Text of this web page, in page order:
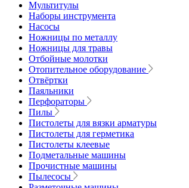
Мультитулы
Наборы инструмента
Насосы
Ножницы по металлу
Ножницы для травы
Отбойные молотки
Отопительное оборудование
Отвёртки
Паяльники
Перфораторы
Пилы
Пистолеты для вязки арматуры
Пистолеты для герметика
Пистолеты клеевые
Подметальные машины
Прочистные машины
Пылесосы